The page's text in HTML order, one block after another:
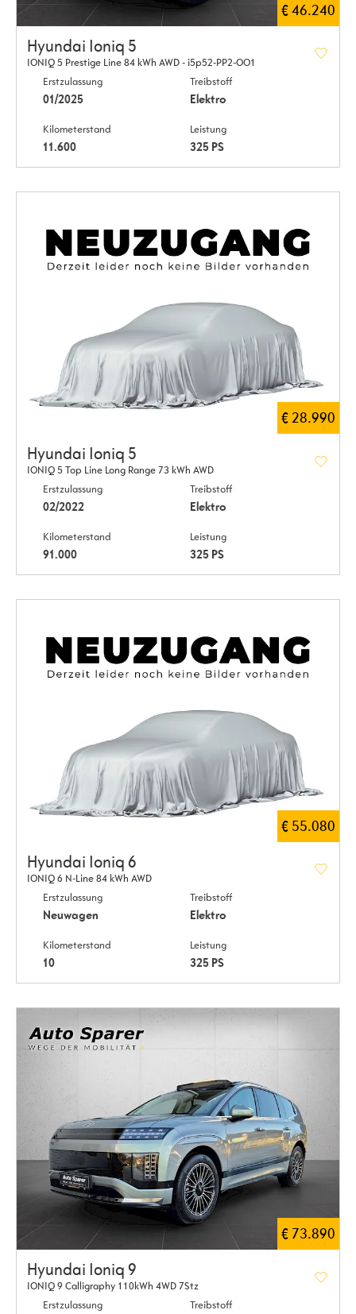
€ 46.240
Hyundai Ioniq 5
IONIQ 5 Prestige Line 84 kWh AWD - i5p52-PP2-OO1
Erstzulassung
01/2025
Treibstoff
Elektro
Kilometerstand
11.600
Leistung
325 PS
€ 28.990
Hyundai Ioniq 5
IONIQ 5 Top Line Long Range 73 kWh AWD
Erstzulassung
02/2022
Treibstoff
Elektro
Kilometerstand
91.000
Leistung
325 PS
€ 55.080
Hyundai Ioniq 6
IONIQ 6 N-Line 84 kWh AWD
Erstzulassung
Neuwagen
Treibstoff
Elektro
Kilometerstand
10
Leistung
325 PS
€ 73.890
Hyundai Ioniq 9
IONIQ 9 Calligraphy 110kWh 4WD 7Stz
Erstzulassung
Treibstoff